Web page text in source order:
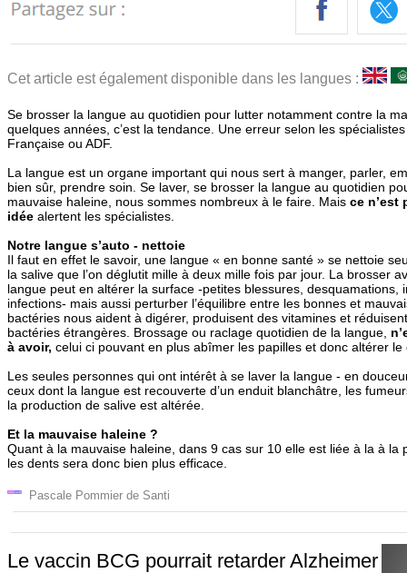
Cet article est également disponible dans les langues :
Se brosser la langue au quotidien pour lutter notamment contre la
quelques années, c’est la tendance. Une erreur selon les
Française ou ADF.
La langue est un organe important qui nous sert à manger, parler,
bien sûr, prendre soin. Se laver, se brosser la langue au quotidien
mauvaise haleine, nous sommes nombreux à le faire. Mais ce n’est
idée alertent les spécialistes.
Notre langue s’auto - nettoie
Il faut en effet le savoir, une langue « en bonne santé » se nettoie
la salive que l’on déglutit mille à deux mille fois par jour. La brosser
langue peut en altérer la surface -petites blessures, desquamations,
infections- mais aussi perturber l’équilibre entre les bonnes et
bactéries nous aident à digérer, produisent des vitamines et
bactéries étrangères. Brossage ou raclage quotidien de la langue,
à avoir, celui ci pouvant en plus abîmer les papilles et donc altérer le
Les seules personnes qui ont intérêt à se laver la langue - en
ceux dont la langue est recouverte d’un enduit blanchâtre, les
la production de salive est altérée.
Et la mauvaise haleine ?
Quant à la mauvaise haleine, dans 9 cas sur 10 elle est liée à la à la
les dents sera donc bien plus efficace.
Pascale Pommier de Santi
Le vaccin BCG pourrait retarder Alzheimer